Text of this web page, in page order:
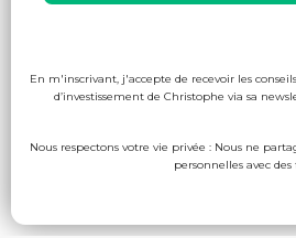
En m'inscrivant, j'accepte de recevoir les
d’investissement de Christophe via sa
Nous respectons votre vie privée : Nous ne
personnelles avec des